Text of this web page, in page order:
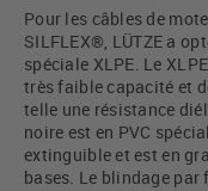
Pour les câbles de
SILFLEX®, LÜTZE a
spéciale XLPE. Le
très faible capacité et
telle une résistance
noire est en PVC
extinguible et est en
bases. Le blindage